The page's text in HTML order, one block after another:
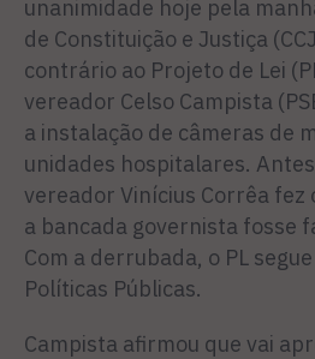
unanimidade hoje pela
de Constituição e Justiça
contrário ao Projeto de Lei
vereador Celso Campista
a instalação de câmeras de
unidades hospitalares.
vereador Vinícius Corrêa fez
a bancada governista fosse
Com a derrubada, o PL
Políticas Públicas.
Campista afirmou que vai